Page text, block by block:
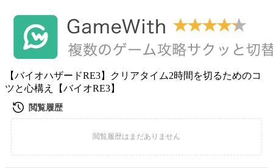
【バイオハザードRE3】クリアタイム2時間を切るためのコ
ツと心構え【バイオRE3】